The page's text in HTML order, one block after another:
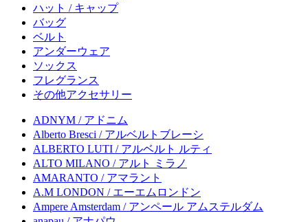
ハット / キャップ
バッグ
ベルト
アンダーウェア
ソックス
フレグランス
その他アクセサリー
ADNYM / アドニム
Alberto Bresci / アルベルトブレーシ
ALBERTO LUTI / アルベルト ルティ
ALTO MILANO / アルト ミラノ
AMARANTO / アマラント
A.M LONDON / エーエムロンドン
Ampere Amsterdam / アンペール アムステルダム